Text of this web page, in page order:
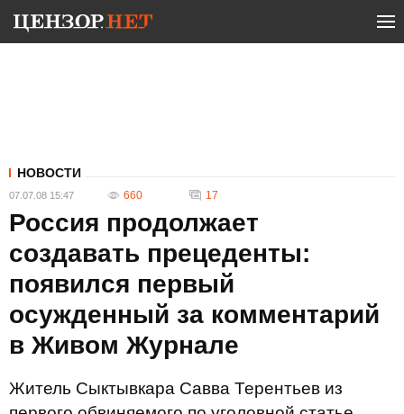
НОВОСТИ
07.07.08 15:47 660 17
Россия продолжает
создавать прецеденты:
появился первый
осужденный за комментарий
в Живом Журнале
Житель Сыктывкара Савва Терентьев из